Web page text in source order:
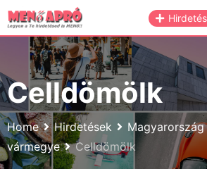
Skip
to
content
Celldömölk
Home Hirdetések Magyarország
vármegye
Celldömölk